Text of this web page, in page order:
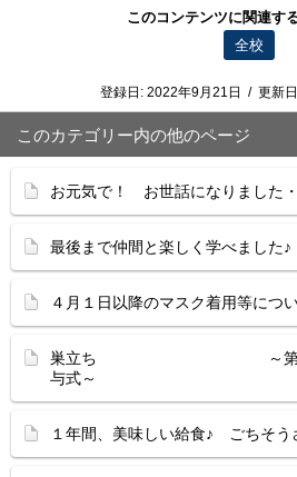
このコンテンツに関連す
全校
登録日: 2022年9月21日 / 更新
このカテゴリー内の他のページ
お元気で！ お世話になりました・
最後まで仲間と楽しく学べました♪
４月１日以降のマスク着用等につ
巣立ち ～第１２２
与式～
１年間、美味しい給食♪ ごちそう